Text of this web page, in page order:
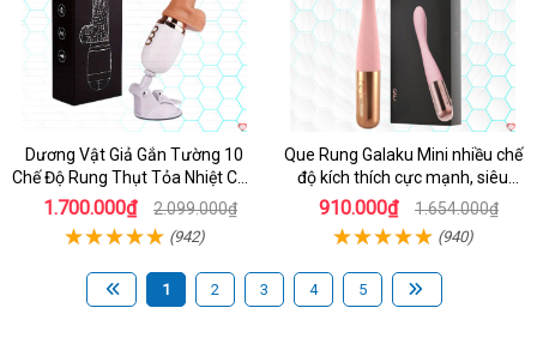
Dương Vật Giả Gắn Tường 10
Chế Độ Rung Thụt Tỏa Nhiệt Cao
Cấp
1.700.000₫ 2.099.000₫
(942)
Que Rung Galaku Mini nhiều chế
độ kích thích cực mạnh, siêu
sướng
910.000₫ 1.654.000₫
(940)
1 2 3 4 5